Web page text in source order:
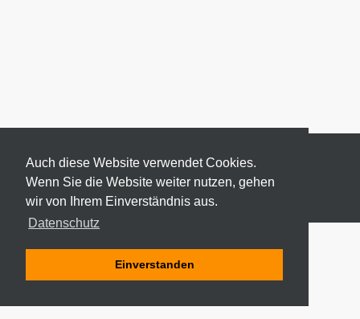
Auch diese Website verwendet Cookies.
Wenn Sie die Website weiter nutzen, gehen
wir von Ihrem Einverständnis aus.
Datenschutz
Einverstanden
© 2026 ODEKI - ALLE RECHTE VORBEHALTEN